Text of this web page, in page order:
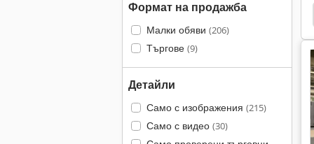
Формат на продажба
Малки обяви (206)
Търгове (9)
Детайли
Само с изображения (215)
Само с видео (30)
Werner Pfleiderer Battenfeld